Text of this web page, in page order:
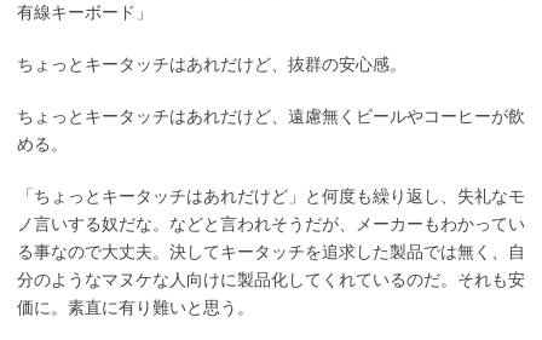
有線キーボード」
ちょっとキータッチはあれだけど、抜群の安心感。
ちょっとキータッチはあれだけど、遠慮無くビールやコーヒーが飲
める。
「ちょっとキータッチはあれだけど」と何度も繰り返し、失礼なモ
ノ言いする奴だな。などと言われそうだが、メーカーもわかってい
る事なので大丈夫。決してキータッチを追求した製品では無く、自
分のようなマヌケな人向けに製品化してくれているのだ。それも安
価に。素直に有り難いと思う。